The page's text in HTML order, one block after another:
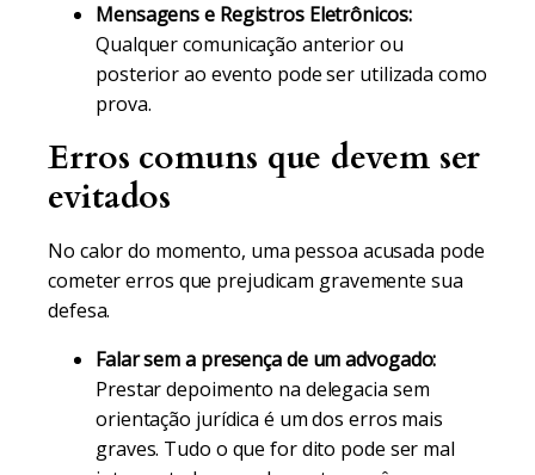
Mensagens e Registros Eletrônicos:
Qualquer comunicação anterior ou
posterior ao evento pode ser utilizada como
prova.
Erros comuns que devem ser
evitados
No calor do momento, uma pessoa acusada pode
cometer erros que prejudicam gravemente sua
defesa.
Falar sem a presença de um advogado:
Prestar depoimento na delegacia sem
orientação jurídica é um dos erros mais
graves. Tudo o que for dito pode ser mal